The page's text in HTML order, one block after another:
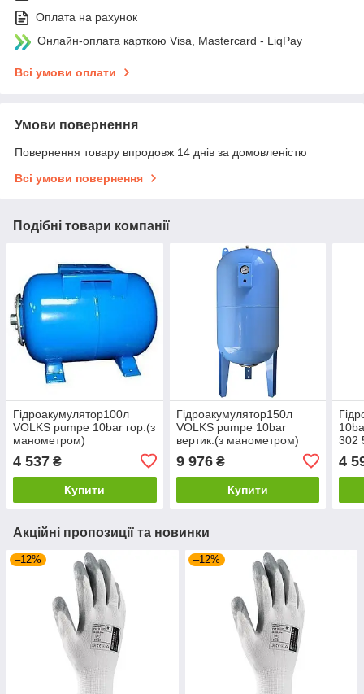
Оплата на рахунок
Онлайн-оплата карткою Visa, Mastercard - LiqPay
Всі умови оплати
Умови повернення
Повернення товару впродовж 14 днів за домовленістю
Всі умови повернення
Подібні товари компанії
Гідроакумулятор100л
VOLKS pumpe 10bar гор.(з
манометром)
4 537 ₴
Купити
Гідроакумулятор150л
VOLKS pumpe 10bar
вертик.(з манометром)
9 976₴
Купити
302
4
Акційні пропозиції та новинки
–12% –12%